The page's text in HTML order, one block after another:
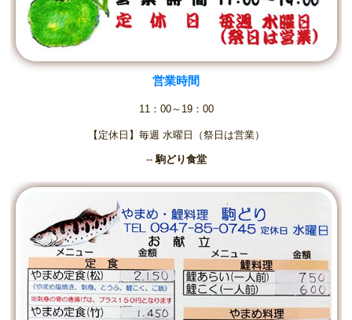
営業時間
11：00～19：00
【定休日】毎週 水曜日（祭日は営業）
-- 駒どり食堂